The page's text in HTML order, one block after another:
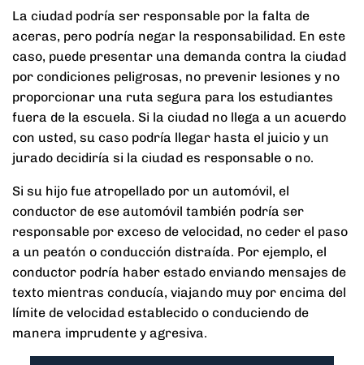
La ciudad podría ser responsable por la falta de
aceras, pero podría negar la responsabilidad. En este
caso, puede presentar una demanda contra la ciudad
por condiciones peligrosas, no prevenir lesiones y no
proporcionar una ruta segura para los estudiantes
fuera de la escuela. Si la ciudad no llega a un acuerdo
con usted, su caso podría llegar hasta el juicio y un
jurado decidiría si la ciudad es responsable o no.
Si su hijo fue atropellado por un automóvil, el
conductor de ese automóvil también podría ser
responsable por exceso de velocidad, no ceder el paso
a un peatón o conducción distraída. Por ejemplo, el
conductor podría haber estado enviando mensajes de
texto mientras conducía, viajando muy por encima del
límite de velocidad establecido o conduciendo de
manera imprudente y agresiva.